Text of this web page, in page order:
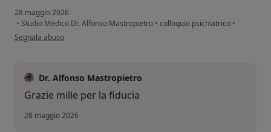
28 maggio 2026
• Studio Medico Dr. Alfonso Mastropietro • colloquio psichiatrico •
secondo l'opinione dell'utente MP
Segnala abuso
Dr. Alfonso Mastropietro
Grazie mille per la fiducia
28 maggio 2026